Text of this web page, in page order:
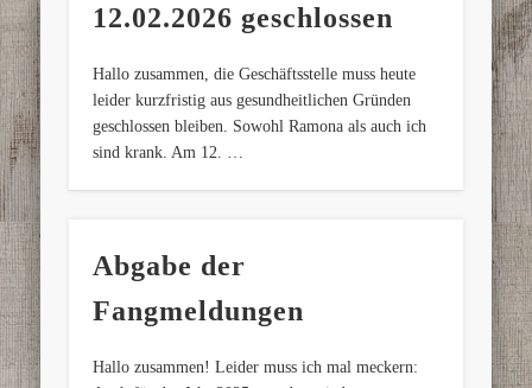
12.02.2026 geschlossen
Hallo zusammen, die Geschäftsstelle muss heute
leider kurzfristig aus gesundheitlichen Gründen
geschlossen bleiben. Sowohl Ramona als auch ich
sind krank. Am 12. …
Abgabe der
Fangmeldungen
Hallo zusammen! Leider muss ich mal meckern: